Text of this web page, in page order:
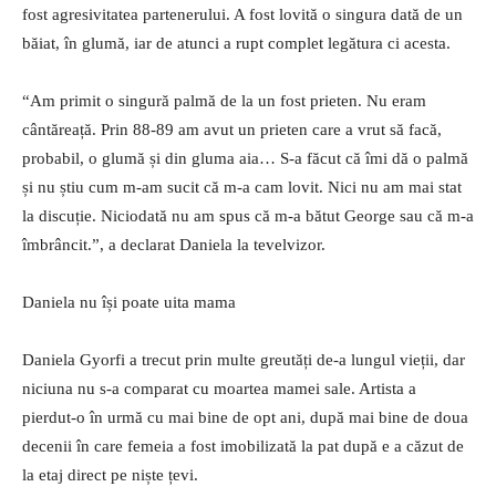
fost agresivitatea partenerului. A fost lovită o singura dată de un
băiat, în glumă, iar de atunci a rupt complet legătura ci acesta.
“Am primit o singură palmă de la un fost prieten. Nu eram
cântăreață. Prin 88-89 am avut un prieten care a vrut să facă,
probabil, o glumă și din gluma aia… S-a făcut că îmi dă o palmă
și nu știu cum m-am sucit că m-a cam lovit. Nici nu am mai stat
la discuție. Niciodată nu am spus că m-a bătut George sau că m-a
îmbrâncit.”, a declarat Daniela la tevelvizor.
Daniela nu își poate uita mama
Daniela Gyorfi a trecut prin multe greutăți de-a lungul vieții, dar
niciuna nu s-a comparat cu moartea mamei sale. Artista a
pierdut-o în urmă cu mai bine de opt ani, după mai bine de doua
decenii în care femeia a fost imobilizată la pat după e a căzut de
la etaj direct pe niște țevi.